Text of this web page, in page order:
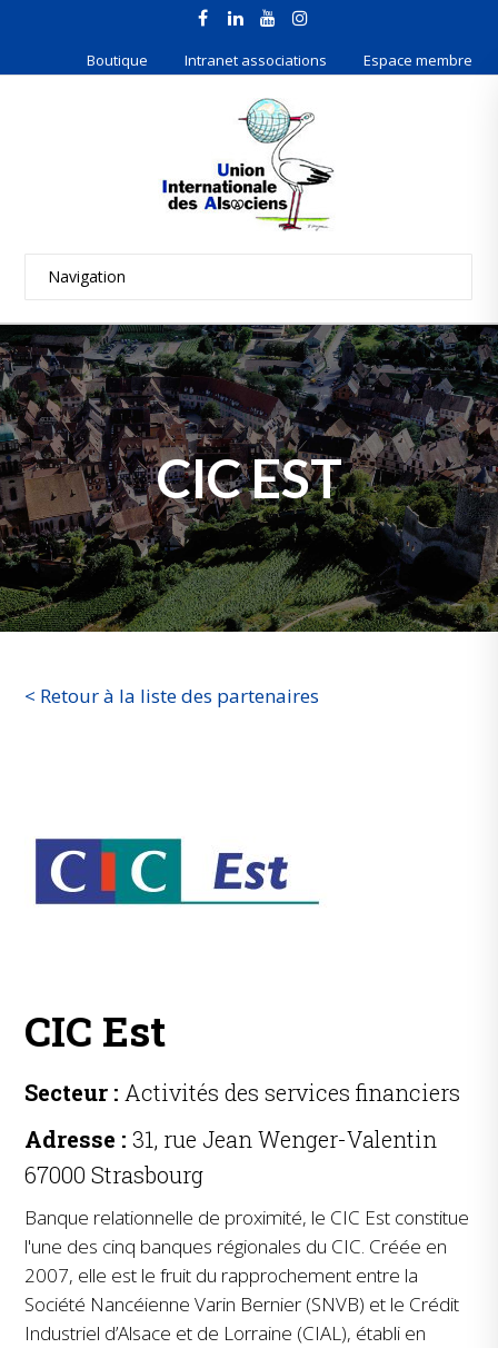
Boutique Intranet associations Espace membre
CIC EST
< Retour à la liste des partenaires
CIC Est
Secteur : Activités des services financiers
Adresse : 31, rue Jean Wenger-Valentin
67000 Strasbourg
Banque relationnelle de proximité, le CIC Est constitue
l'une des cinq banques régionales du CIC. Créée en
2007, elle est le fruit du rapprochement entre la
Société Nancéienne Varin Bernier (SNVB) et le Crédit
Industriel d’Alsace et de Lorraine (CIAL), établi en